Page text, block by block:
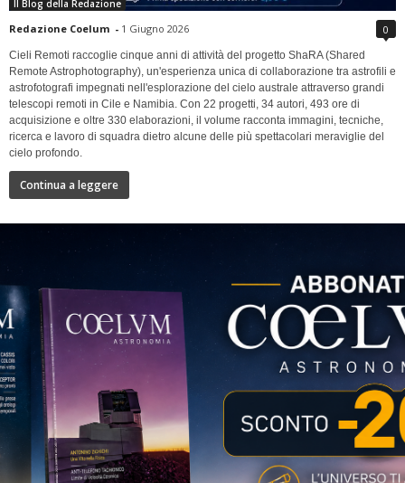
Il Blog della Redazione
Redazione Coelum - 1 Giugno 2026 0
Cieli Remoti raccoglie cinque anni di attività del progetto ShaRA (Shared
Remote Astrophotography), un'esperienza unica di collaborazione tra astrofili e
astrofotografi impegnati nell'esplorazione del cielo australe attraverso grandi
telescopi remoti in Cile e Namibia. Con 22 progetti, 34 autori, 493 ore di
acquisizione e oltre 330 elaborazioni, il volume racconta immagini, tecniche,
ricerca e lavoro di squadra dietro alcune delle più spettacolari meraviglie del
cielo profondo.
Continua a leggere